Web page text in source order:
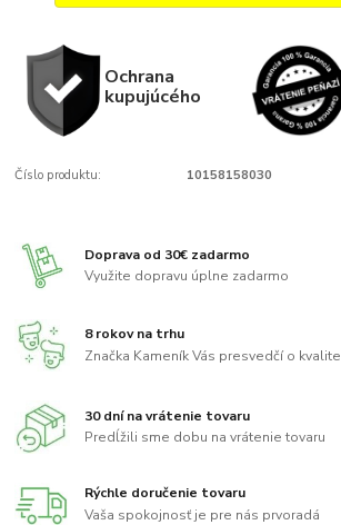
Ochrana
kupujúcého
Číslo produktu: 10158158030
Doprava od 30€ zadarmo
Využite dopravu úplne zadarmo
8 rokov na trhu
Značka Kameník Vás presvedčí o kvalite
30 dní na vrátenie tovaru
Predĺžili sme dobu na vrátenie tovaru
Rýchle doručenie tovaru
Vaša spokojnosť je pre nás prvoradá